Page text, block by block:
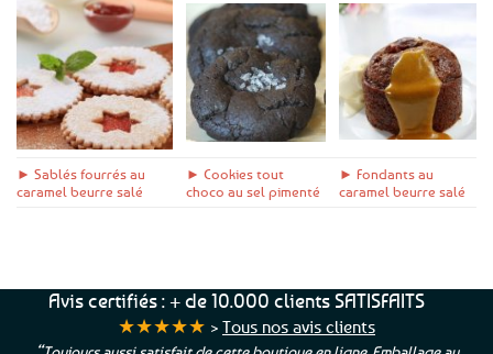
► Sablés fourrés au
caramel beurre salé
► Cookies tout
choco au sel pimenté
► Fondants au
caramel beurre salé
Avis certifiés : + de 10.000 clients SATISFAITS
★★★★★ > Tous nos avis clients